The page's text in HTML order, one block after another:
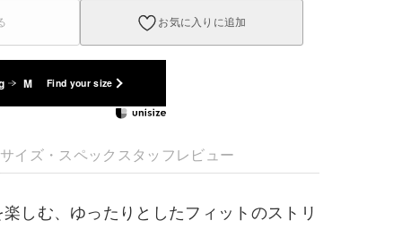
お気に入りに追加
M Find your size
サイズ・スペック スタッフレビュー
しむ、ゆったりとしたフィットのストリ